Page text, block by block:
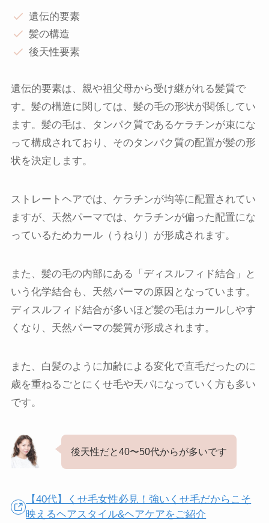
遺伝的要素
髪の構造
後天性要素
遺伝的要素は、親や祖父母から受け継がれる髪質で
す。髪の構造に関しては、髪の毛の形状が関係してい
ます。髪の毛は、タンパク質であるケラチンが束にな
って構成されており、そのタンパク質の配置が髪の形
状を決定します。
ストレートヘアでは、ケラチンが均等に配置されてい
ますが、天然パーマでは、ケラチンが偏った配置にな
っているためカール（うねり）が形成されます。
また、髪の毛の内部にある「ディスルフィド結合」と
いう化学結合も、天然パーマの原因となっています。
ディスルフィド結合が多いほど髪の毛はカールしやす
くなり、天然パーマの髪質が形成されます。
また、白髪のように加齢による変化で直毛だったのに
歳を重ねるごとにくせ毛や天パになっていく方も多い
です。
後天性だと40〜50代からが多いです
【40代】くせ毛女性必見！強いくせ毛だからこそ
映えるヘアスタイル&ヘアケアをご紹介